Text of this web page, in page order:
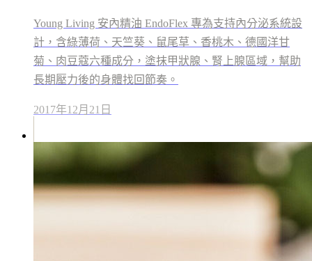
Young Living 安內精油 EndoFlex 專為支持內分泌系統設
計，含綠薄荷、天竺葵、鼠尾草、香桃木、德國洋甘
菊、肉豆蔻六種成分，塗抹甲狀腺、腎上腺區域，幫助
長期壓力後的身體找回節奏。
2017年12月21日